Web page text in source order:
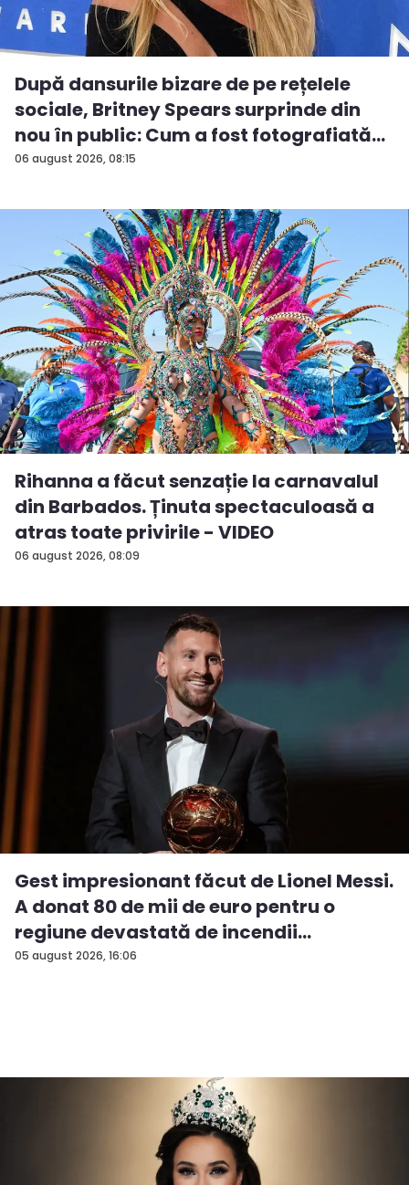
06 august 2026, 08:15
După dansurile bizare de pe rețelele
sociale, Britney Spears surprinde din
nou în public: Cum a fost fotografiată
î...
06 august 2026, 08:09
Rihanna a făcut senzație la carnavalul
din Barbados. Ținuta spectaculoasă a
atras toate privirile - VIDEO
05 august 2026, 16:06
Gest impresionant făcut de Lionel Messi.
A donat 80 de mii de euro pentru o
regiune devastată de incendii